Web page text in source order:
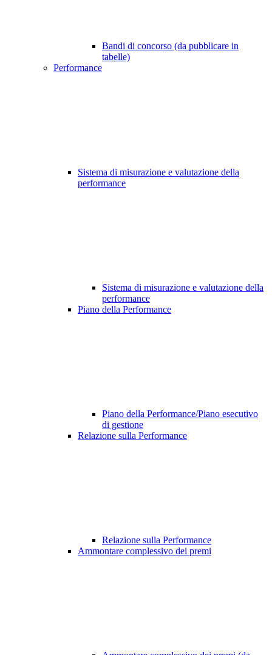
Bandi di concorso (da pubblicare in
tabelle)
Performance
Sistema di misurazione e valutazione della
performance
Sistema di misurazione e valutazione della
performance
Piano della Performance
Piano della Performance/Piano esecutivo
di gestione
Relazione sulla Performance
Relazione sulla Performance
Ammontare complessivo dei premi